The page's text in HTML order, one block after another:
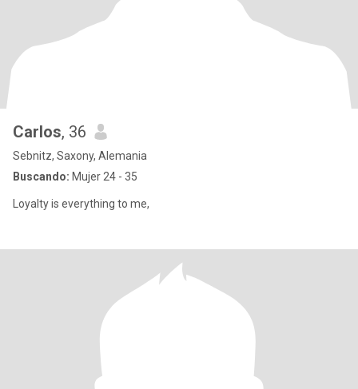
Carlos, 36
Sebnitz, Saxony, Alemania
Buscando: Mujer 24 - 35
Loyalty is everything to me,